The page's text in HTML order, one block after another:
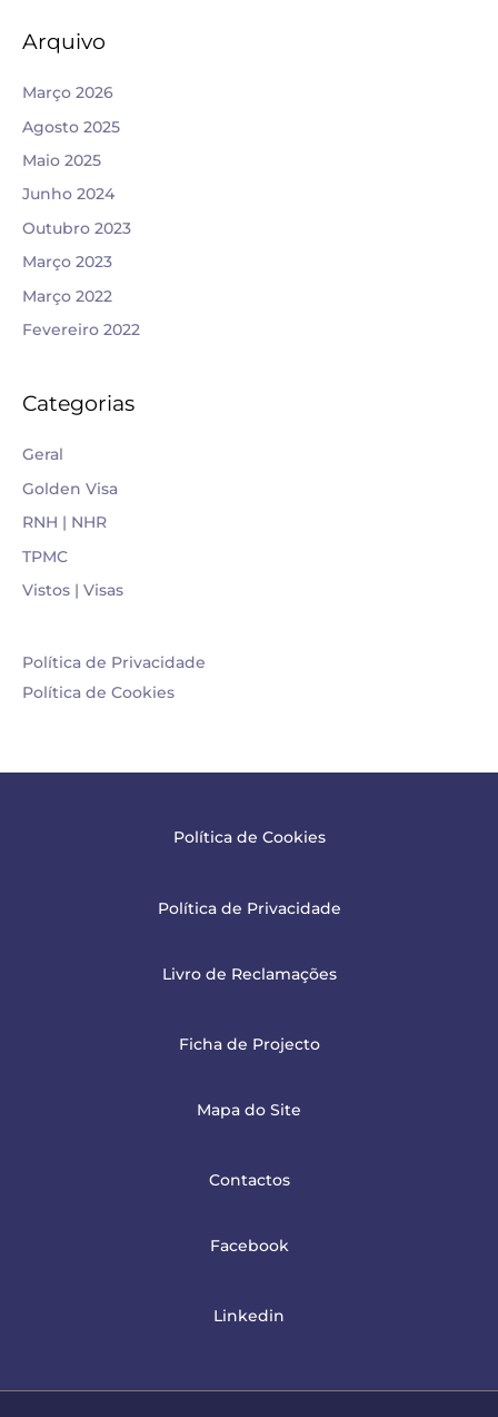
r
c
r
:
Arquivo
Março 2026
Agosto 2025
Maio 2025
Junho 2024
Outubro 2023
Março 2023
Março 2022
Fevereiro 2022
Categorias
Geral
Golden Visa
RNH | NHR
TPMC
Vistos | Visas
Política de Privacidade
Política de Cookies
Política de Cookies
Política de Privacidade
Livro de Reclamações
Ficha de Projecto
Mapa do Site
Contactos
Facebook
Linkedin